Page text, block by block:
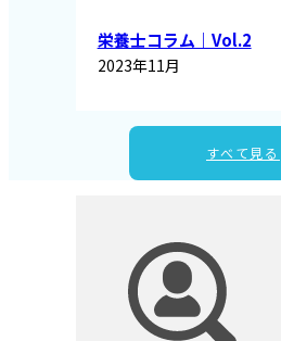
栄養士コラム｜Vol.2
2023年11月
すべて見る